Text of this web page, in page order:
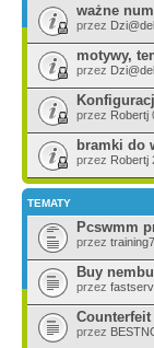
ważne
przez
motywy,
przez
przez Robertj
bramki do
przez Robertj
TEMATY
Pcswmm
przez training7
Buy
przez
Counterfeit
przez